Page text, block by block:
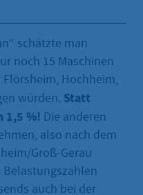
schätzte man
noch 15 Maschinen
Hochheim,
würden. Statt
1,5 %! Die anderen
also nach dem
Groß-Gerau
auch bei der